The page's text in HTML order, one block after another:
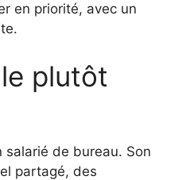
en priorité, avec un
plutôt
salarié de bureau. Son
partagé, des